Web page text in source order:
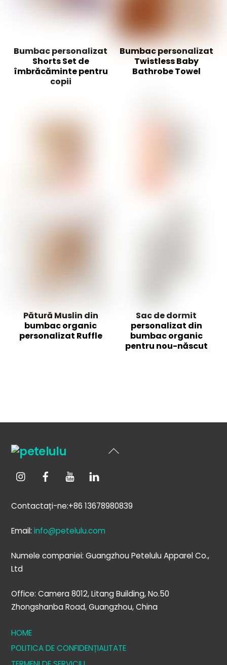
Bumbac personalizat
Shorts Set de
îmbrăcăminte pentru
copii
Bumbac personalizat
Twistless Baby
Bathrobe Towel
Pătură Muslin din
bumbac organic
personalizat Ruffle
Sac de dormit
personalizat din
bumbac organic
pentru nou-născut
Înapoi
Contactați-ne:+86 13678980839
Email:info@petelulu.com
Numele companiei: Guangzhou Petelulu Apparel Co.,
Ltd
Office: Camera 8012, Litang Building, No.50
Zhongshanba Road, Guangzhou, China
HOME
POLITICA DE CONFIDENȚIALITATE